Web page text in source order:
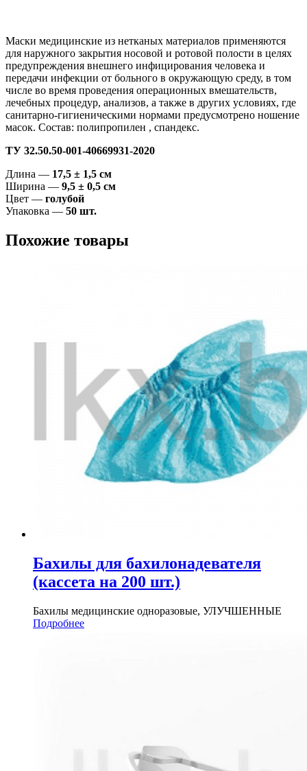
Маски медицинские из нетканых материалов применяются
для наружного закрытия носовой и ротовой полости в целях
предупреждения внешнего инфицирования человека и
передачи инфекции от больного в окружающую среду, в том
числе во время проведения операционных вмешательств,
лечебных процедур, анализов, а также в других условиях, где
санитарно-гигиеническими нормами предусмотрено ношение
масок. Состав: полипропилен , спандекс.
ТУ 32.50.50-001-40669931-2020
Длина — 17,5 ± 1,5 см
Ширина — 9,5 ± 0,5 см
Цвет — голубой
Упаковка — 50 шт.
Похожие товары
Бахилы для бахилонадевателя
(кассета на 200 шт.)
Бахилы медицинские одноразовые, УЛУЧШЕННЫЕ
Подробнее